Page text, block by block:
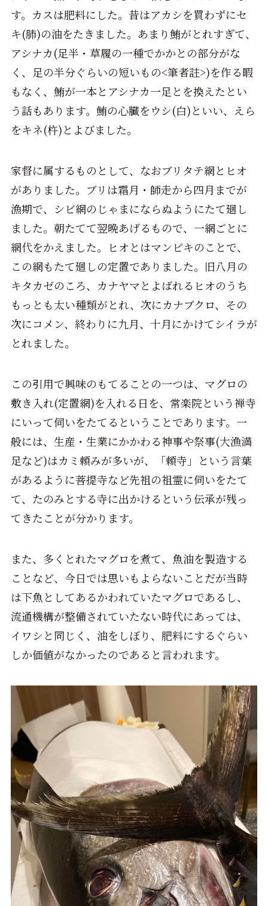
す。カスは肥料にした。昔はアカシを買わずにセ
キ(肺)の油をたきました。あまり鮪がとれすぎて、
アシナカ(足半・草履の一種でかかとの部分がな
く、足の半分ぐらいの短いもの<筆者註>)を作る暇
もなく、鮪が一本とアシナカ一足とを換えたとい
う話もあります。鮪の心臓をウシ(白)といい、えら
をキネ(杵)とよびました。
家督に属するものとして、なおブリタテ網とヒオ
がありました。ブリは霜月・師走から四月までが
漁期で、シビ網のじゃまにならぬようにたて廻し
ました。朝たてて翌晩あげるもので、一網ごとに
網代をかえました。ヒオとはマンビキのことで、
この網もたて廻しの定置でありました。旧八月の
キタカゼのころ、カナヤマとよばれるヒオのうち
もっとも太い種類がとれ、次にカナブクロ、その
次にコメン、終わりに九月、十月にかけてシイラが
とれました。
この引用で興味のもてることの一つは、マグロの
敷き入れ(定置網)を入れる日を、常楽院という禅寺
にいって伺いをたてるということであります。一
般には、生産・生業にかかわる神事や祭事(大漁満
足など)はカミ頼みが多いが、「頼寺」という言葉
があるように菩提寺など先祖の祖霊に伺いをたて
て、たのみとする寺に出かけるという伝承が残っ
てきたことが分かります。
また、多くとれたマグロを煮て、魚油を製造する
ことなど、今日では思いもよらないことだが当時
は下魚としてあるかわれていたマグロであるし、
流通機構が整備されていたない時代にあっては、
イワシと同じく、油をしぼり、肥料にするぐらい
しか価値がなかったのであると言われます。